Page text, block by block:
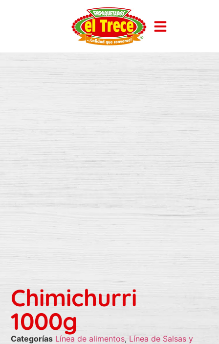
Chimichurri
1000g
Categorías Línea de alimentos,Línea de Salsas y